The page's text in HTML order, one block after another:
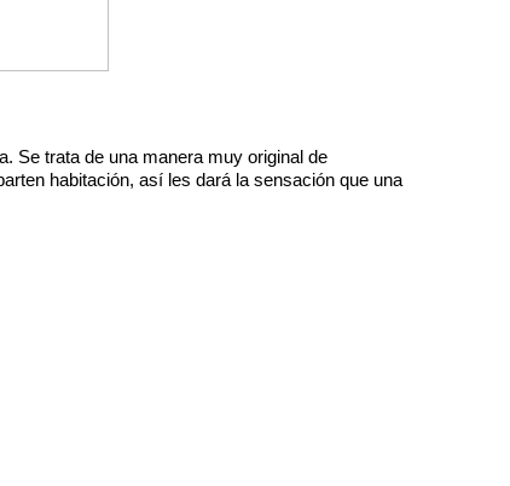
Se trata de una manera muy original de
habitación, así les dará la sensación que una